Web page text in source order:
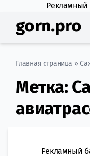
Рекламный
gorn.pro
Главная страница »
Метка:
Рекламный